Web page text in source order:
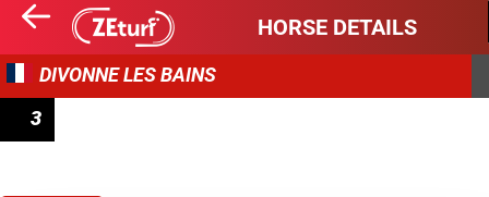
HORSE DETAILS
DIVONNE LES BAINS
3